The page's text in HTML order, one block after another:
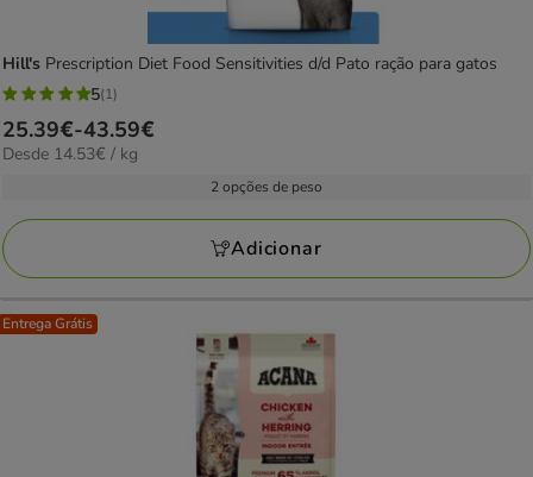
Hill's Prescription Diet Food Sensitivities d/d Pato ração para gatos
5
estrelas
com
avaliações
5(1)
Preço
de
43.59€
25.39€-43.59€
14.53€
Desde 14.53€ / kg
2 opções de peso
Adicionar
Entrega Grátis